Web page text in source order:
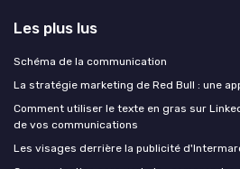
Les plus lus
Schéma de la communication
La stratégie marketing de Red Bull : une
Comment utiliser le texte en gras sur
de vos communications
Les visages derrière la publicité